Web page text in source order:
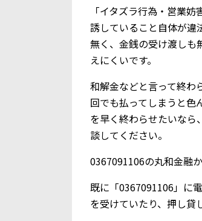
「イタズラ行為・営業
誘していること自体が違
無く、金銭の受け渡しも
えにくいです。
和解金などと言って終わ
回でも払ってしまうと色
を早く終わらせたいなら
談してください。
0367091106の丸和金融
既に「0367091106」に
を受けていたり、押し貸